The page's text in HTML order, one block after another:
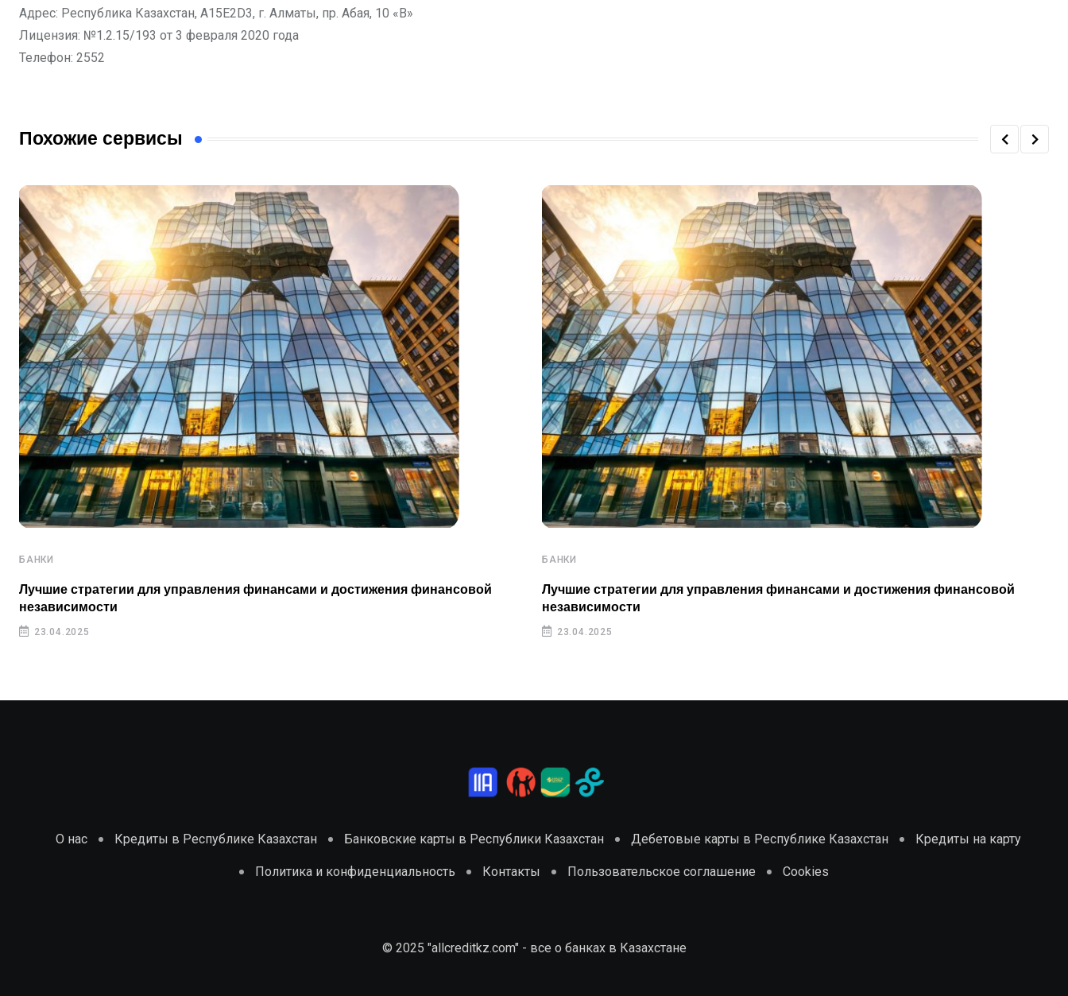
Адрес: Республика Казахстан, A15E2D3, г. Алматы, пр. Абая, 10 «В»
Лицензия: №1.2.15/193 от 3 февраля 2020 года
Телефон: 2552
Похожие сервисы
БАНКИ
Лучшие стратегии для управления финансами и достижения финансовой
независимости
23.04.2025
БАНКИ
Лучшие стратегии для управления финансами и достижения финансовой
независимости
23.04.2025
О нас Кредиты в Республике Казахстан Банковские карты в Республики Казахстан Дебетовые карты в Республике Казахстан Кредиты на карту
Политика и конфиденциальность Контакты Пользовательское соглашение Cookies
© 2025 "allcreditkz.com" - все о банках в Казахстане